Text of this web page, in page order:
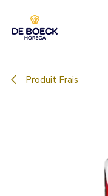
Produit Frais